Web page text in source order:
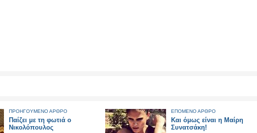
ΠΡΟΗΓΟΥΜΕΝΟ ΑΡΘΡΟ
Παίζει με τη φωτιά ο
Νικολόπουλος
ΕΠΟΜΕΝΟ ΑΡΘΡΟ
Και όμως είναι η Μαίρη
Συνατσάκη!